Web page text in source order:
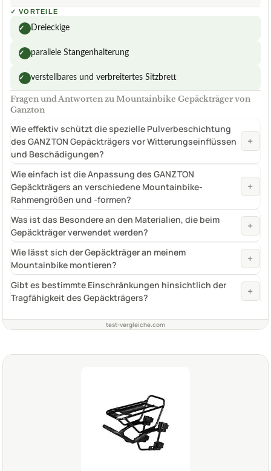
✓ VORTEILE
✓ Dreieckige
✓ parallele Stangenhalterung
✓ verstellbares und verbreitertes Sitzbrett
Fragen und Antworten zu Mountainbike Gepäckträger von
Ganzton
Wie effektiv schützt die spezielle Pulverbeschichtung
des GANZTON Gepäckträgers vor Witterungseinflüssen
und Beschädigungen?
+
Wie einfach ist die Anpassung des GANZTON
Gepäckträgers an verschiedene Mountainbike-
Rahmengrößen und -formen?
+
Was ist das Besondere an den Materialien, die beim
Gepäckträger verwendet werden?
+
Wie lässt sich der Gepäckträger an meinem
Mountainbike montieren?
+
Gibt es bestimmte Einschränkungen hinsichtlich der
Tragfähigkeit des Gepäckträgers?
+
test-vergleiche.com